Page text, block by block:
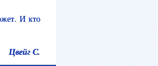
И кто
Цвейг С.